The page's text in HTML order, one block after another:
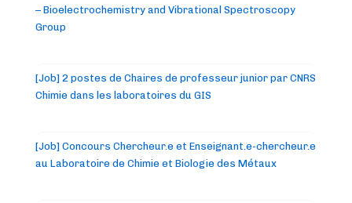
– Bioelectrochemistry and Vibrational Spectroscopy
Group
[Job] 2 postes de Chaires de professeur junior par CNRS
Chimie dans les laboratoires du GIS
[Job] Concours Chercheur.e et Enseignant.e-chercheur.e
au Laboratoire de Chimie et Biologie des Métaux